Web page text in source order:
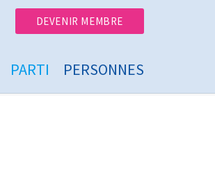
DEVENIR MEMBRE
PARTI PERSONNES